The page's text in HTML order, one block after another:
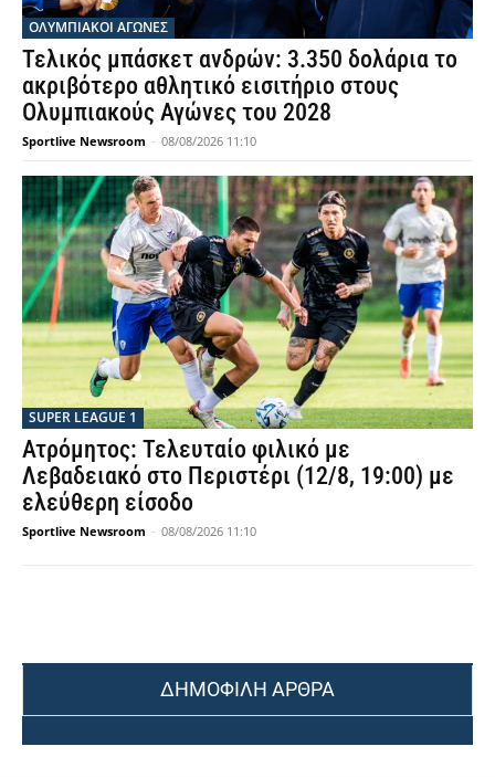
ΟΛΥΜΠΙΑΚΟΊ ΑΓΏΝΕΣ
Τελικός μπάσκετ ανδρών: 3.350 δολάρια το
ακριβότερο αθλητικό εισιτήριο στους
Ολυμπιακούς Αγώνες του 2028
Sportlive Newsroom - 08/08/2026 11:10
SUPER LEAGUE 1
Ατρόμητος: Τελευταίο φιλικό με
Λεβαδειακό στο Περιστέρι (12/8, 19:00) με
ελεύθερη είσοδο
Sportlive Newsroom - 08/08/2026 11:10
ΔΗΜΟΦΙΛΗ ΑΡΘΡΑ